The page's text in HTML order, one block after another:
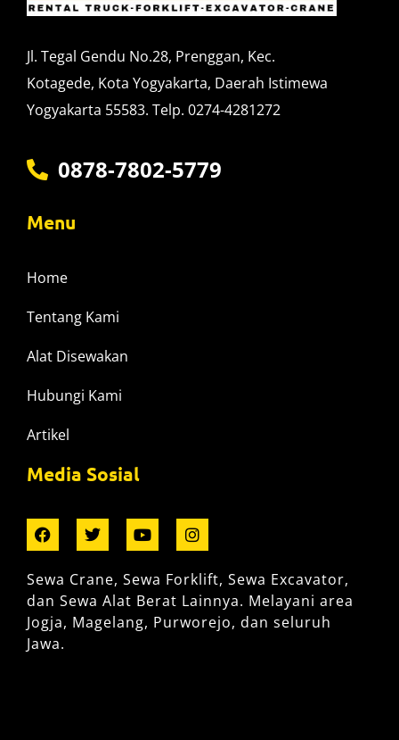
Jl. Tegal Gendu No.28, Prenggan, Kec.
Kotagede, Kota Yogyakarta, Daerah Istimewa
Yogyakarta 55583. Telp. 0274-4281272
0878-7802-5779
Menu
Home
Tentang Kami
Alat Disewakan
Hubungi Kami
Artikel
Media Sosial
Sewa Crane, Sewa Forklift, Sewa Excavator,
dan Sewa Alat Berat Lainnya. Melayani area
Jogja, Magelang, Purworejo, dan seluruh
Jawa.